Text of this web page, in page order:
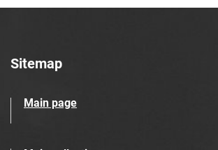
Tarnowskie Azoty : Organ Samorządu
Feliksa Dzierżyńskiego. 1972
Sitemap
Main page